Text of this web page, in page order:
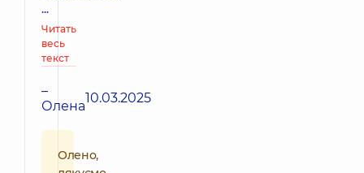
...
Читать
весь
текст
–
Олена10.03.2025
Олено,